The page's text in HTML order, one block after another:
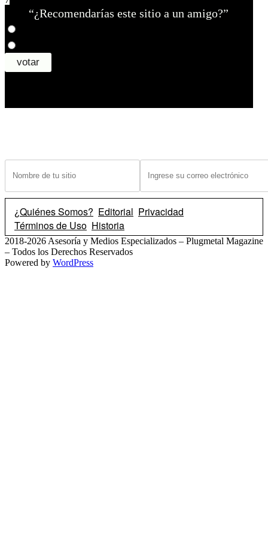
“¿Recomendarías este sitio a un amigo?”
¿Quiénes Somos? Editorial Privacidad
Términos de Uso Historia
2018-2026 Asesoría y Medios Especializados – Plugmetal Magazine
– Todos los Derechos Reservados
Powered by WordPress